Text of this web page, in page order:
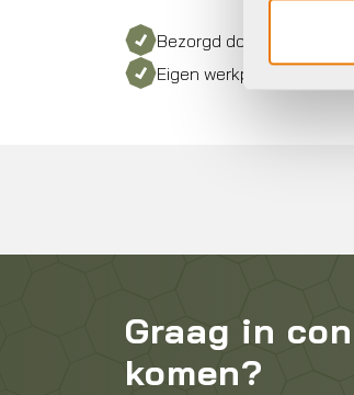
Bezorgd door heel
Eigen werkplaats met
Graag in
komen?